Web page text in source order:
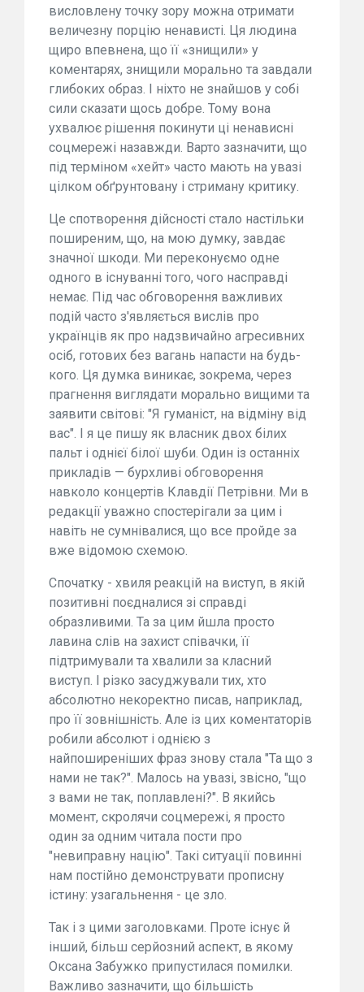
висловлену точку зору можна отримати
величезну порцію ненависті. Ця людина
щиро впевнена, що її «знищили» у
коментарях, знищили морально та завдали
глибоких образ. І ніхто не знайшов у собі
сили сказати щось добре. Тому вона
ухвалює рішення покинути ці ненависні
соцмережі назавжди. Варто зазначити, що
під терміном «хейт» часто мають на увазі
цілком обґрунтовану і стриману критику.
Це спотворення дійсності стало настільки
поширеним, що, на мою думку, завдає
значної шкоди. Ми переконуємо одне
одного в існуванні того, чого насправді
немає. Під час обговорення важливих
подій часто з'являється вислів про
українців як про надзвичайно агресивних
осіб, готових без вагань напасти на будь-
кого. Ця думка виникає, зокрема, через
прагнення виглядати морально вищими та
заявити світові: "Я гуманіст, на відміну від
вас". І я це пишу як власник двох білих
пальт і однієї білої шуби. Один із останніх
прикладів — бурхливі обговорення
навколо концертів Клавдії Петрівни. Ми в
редакції уважно спостерігали за цим і
навіть не сумнівалися, що все пройде за
вже відомою схемою.
Спочатку - хвиля реакцій на виступ, в якій
позитивні поєдналися зі справді
образливими. Та за цим йшла просто
лавина слів на захист співачки, її
підтримували та хвалили за класний
виступ. І різко засуджували тих, хто
абсолютно некоректно писав, наприклад,
про її зовнішність. Але із цих коментаторів
робили абсолют і однією з
найпоширеніших фраз знову стала "Та що з
нами не так?". Малось на увазі, звісно, "що
з вами не так, поплавлені?". В якийсь
момент, скролячи соцмережі, я просто
один за одним читала пости про
"невиправну націю". Такі ситуації повинні
нам постійно демонструвати прописну
істину: узагальнення - це зло.
Так і з цими заголовками. Проте існує й
інший, більш серйозний аспект, в якому
Оксана Забужко припустилася помилки.
Важливо зазначити, що більшість